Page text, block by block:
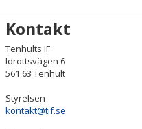
BILDGALLERI
DOKUMENT
Kontakt
Tenhults IF
Idrottsvägen 6
561 63 Tenhult
Styrelsen
kontakt@tif.se